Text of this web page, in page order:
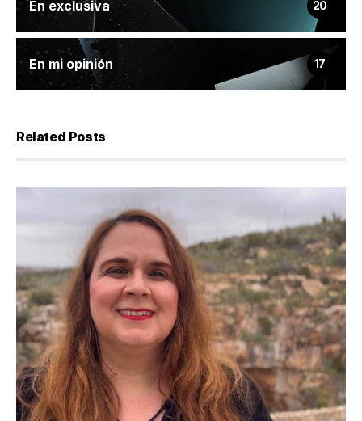
En exclusiva 20
En mi opinión 17
Related Posts